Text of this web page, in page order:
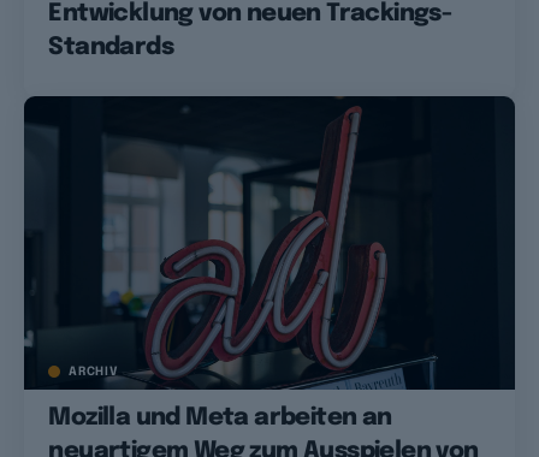
Entwicklung von neuen Trackings-
Standards
ARCHIV
Mozilla und Meta arbeiten an